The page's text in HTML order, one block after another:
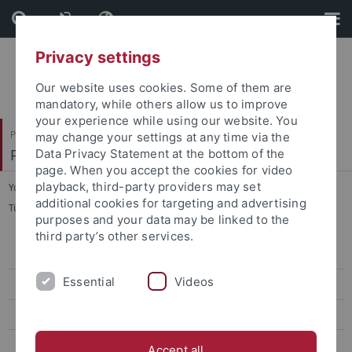
Skip
to
content
Skip
to
footer
Philosophische Fakultät
Philologisches Seminar
You are here: Startseite
...
Tübingen Working Group 'Narrative Dynamics in Latin Literature'
Brill's Narratological Commentaries on Ancient Texts
GRK 1808 Ambiguität (2013–2022)
Privacy settings
Our website uses cookies. Some of them are
mandatory, while others allow us to improve
your experience while using our website. You
may change your settings at any time via the
Data Privacy Statement at the bottom of the
page. When you accept the cookies for video
playback, third-party providers may set
additional cookies for targeting and advertising
purposes and your data may be linked to the
third party’s other services.
Essential Videos